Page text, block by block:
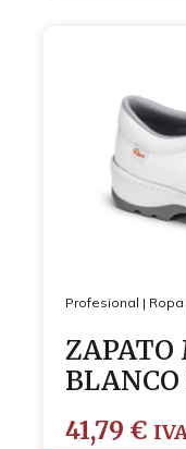
Profesional |
ZAPATO
BLANCO
41,79 €